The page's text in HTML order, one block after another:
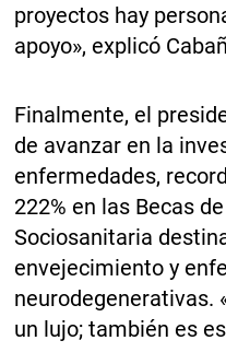
proyectos hay
apoyo», explicó
Finalmente, el
de avanzar en la
enfermedades,
222% en las Becas
Sociosanitaria
envejecimiento y
neurodegenerativas.
un lujo; también es